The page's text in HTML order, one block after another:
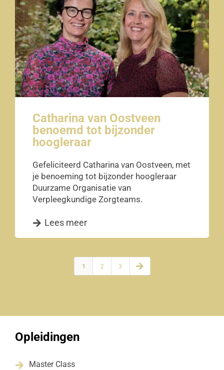
Catharina van Oostveen
benoemd tot bijzonder
hoogleraar
Gefeliciteerd Catharina van Oostveen, met
je benoeming tot bijzonder hoogleraar
Duurzame Organisatie van
Verpleegkundige Zorgteams.
Lees meer
1 2 3 
Opleidingen
 Master Class